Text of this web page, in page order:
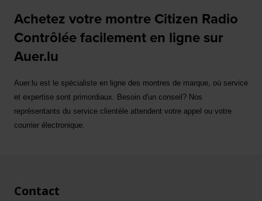
Achetez votre montre Citizen Radio
Contrôlée facilement en ligne sur
Auer.lu
Auer.lu est le spécialiste en ligne des montres de marque, où service
et expertise sont primordiaux. Besoin d'un conseil? Nos
représentants du service clientèle attendent votre appel ou votre
courrier électronique.
Contact